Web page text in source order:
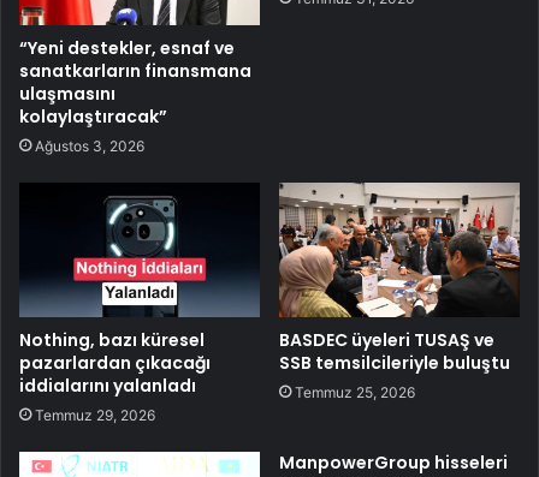
“Yeni destekler, esnaf ve
sanatkarların finansmana
ulaşmasını
kolaylaştıracak”
Ağustos 3, 2026
Nothing, bazı küresel
pazarlardan çıkacağı
iddialarını yalanladı
Temmuz 29, 2026
BASDEC üyeleri TUSAŞ ve
SSB temsilcileriyle buluştu
Temmuz 25, 2026
ManpowerGroup hisseleri